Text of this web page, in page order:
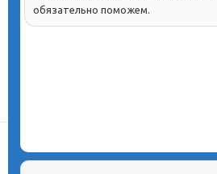
Проекты
обязательно поможем.